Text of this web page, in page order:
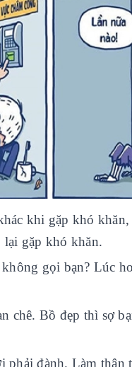
khi gặp khó khăn,
gặp khó khăn.
gọi bạn? Lúc
chê. Bồ đẹp thì sợ
phải đành. Làm thân